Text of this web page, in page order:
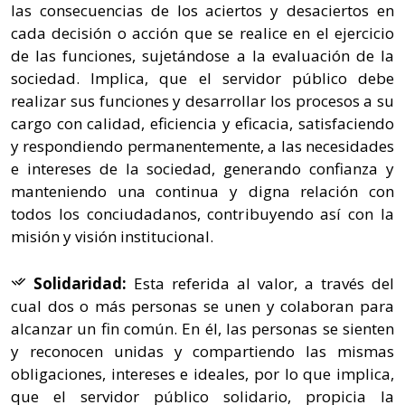
las consecuencias de los aciertos y desaciertos en
cada decisión o acción que se realice en el ejercicio
de las funciones, sujetándose a la evaluación de la
sociedad. Implica, que el servidor público debe
realizar sus funciones y desarrollar los procesos a su
cargo con calidad, eficiencia y eficacia, satisfaciendo
y respondiendo permanentemente, a las necesidades
e intereses de la sociedad, generando confianza y
manteniendo una continua y digna relación con
todos los conciudadanos, contribuyendo así con la
misión y visión institucional.
Solidaridad: Esta referida al valor, a través del
cual dos o más personas se unen y colaboran para
alcanzar un fin común. En él, las personas se sienten
y reconocen unidas y compartiendo las mismas
obligaciones, intereses e ideales, por lo que implica,
que el servidor público solidario, propicia la